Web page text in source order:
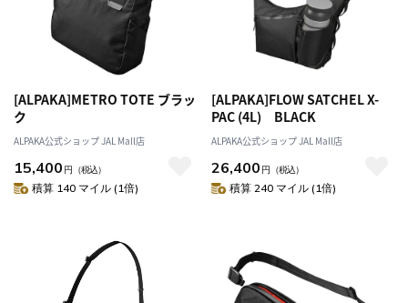
[ALPAKA]METRO TOTE ブラッ
ク
ALPAKA公式ショップ JAL Mall店
15,400 円 （税込）
積算 140 マイル (1倍)
[ALPAKA]FLOW SATCHEL X-
PAC (4L) BLACK
ALPAKA公式ショップ JAL Mall店
26,400 円 （税込）
積算 240 マイル (1倍)